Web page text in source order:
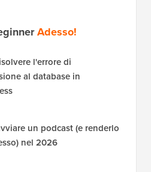
Adesso!
l'errore di
al database in
un podcast (e renderlo
nel 2026